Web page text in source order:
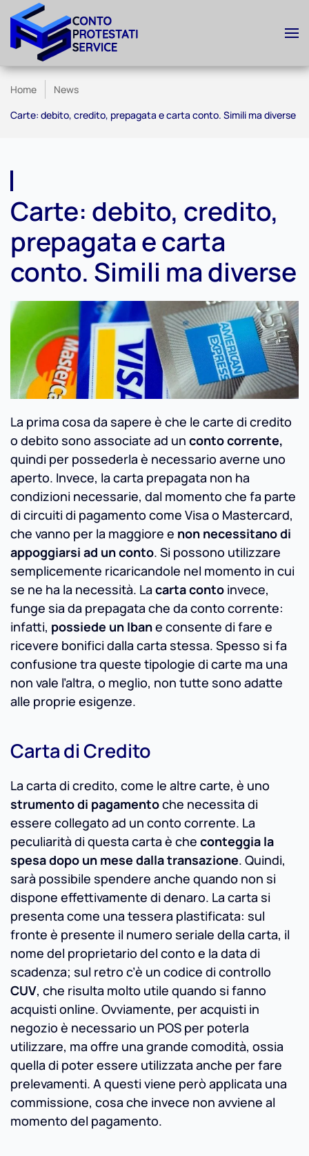
Skip to main content
Home
News
Carte: debito, credito, prepagata e carta conto. Simili ma diverse
Carte: debito, credito,
prepagata e carta
conto. Simili ma diverse
La prima cosa da sapere è che le carte di credito
o debito sono associate ad un conto corrente,
quindi per possederla è necessario averne uno
aperto. Invece, la carta prepagata non ha
condizioni necessarie, dal momento che fa parte
di circuiti di pagamento come Visa o Mastercard,
che vanno per la maggiore e non necessitano di
appoggiarsi ad un conto. Si possono utilizzare
semplicemente ricaricandole nel momento in cui
se ne ha la necessità. La carta conto invece,
funge sia da prepagata che da conto corrente:
infatti, possiede un Ibane consente di fare e
ricevere bonifici dalla carta stessa. Spesso si fa
confusione tra queste tipologie di carte ma una
non vale l’altra, o meglio, non tutte sono adatte
alle proprie esigenze.
Carta di Credito
La carta di credito, come le altre carte, è uno
strumento di pagamentoche necessita di
essere collegato ad un conto corrente. La
peculiarità di questa carta è che conteggia la
spesa dopo un mese dalla transazione. Quindi,
sarà possibile spendere anche quando non si
dispone effettivamente di denaro. La carta si
presenta come una tessera plastificata: sul
fronte è presente il numero seriale della carta, il
nome del proprietario del conto e la data di
scadenza; sul retro c’è un codice di controllo
CUV, che risulta molto utile quando si fanno
acquisti online. Ovviamente, per acquisti in
negozio è necessario un POS per poterla
utilizzare, ma offre una grande comodità, ossia
quella di poter essere utilizzata anche per fare
prelevamenti. A questi viene però applicata una
commissione, cosa che invece non avviene al
momento del pagamento.